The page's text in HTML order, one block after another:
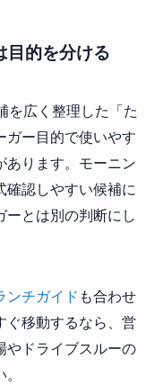
目的を分ける
を広く整理した「た
ガー目的で使いやす
あります。モーニン
確認しやすい候補に
とは別の判断にし
ンチガイド も合わせ
ぐ移動するなら、営
やドライブスルーの